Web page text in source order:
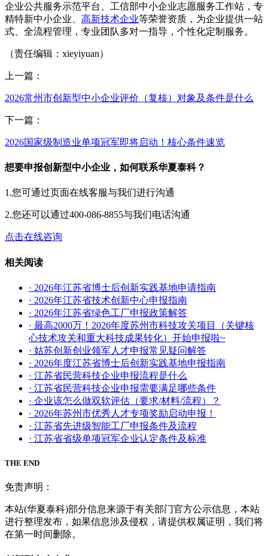
企业公共服务示范平台、工信部中小企业志愿服务工作站，专
精特新中小企业、 高新技术企业等荣誉资质，为企业提供一站
式、全流程管理，专业团队多对一指导，个性化定制服务。
（责任编辑：xieyiyuan）
上一篇：
2026常州市创新型中小企业评价（复核）对象及条件是什么
下一篇：
2026国家级制造业单项冠军即将启动！核心条件速览
想要申报创新型中小企业，如何联系华夏泰科？
1.您可通过页面在线客服与我们进行沟通
2.您还可以通过400-086-8855与我们电话沟通
点击在线咨询
相关阅读
· 2026年江苏省博士后创新实践基地申请指南
· 2026年江苏省技术创新中心申报指南
· 2026年江苏省绿色工厂申报政策解答
· 最高2000万！2026年度苏州市科技攻关项目（关键核
心技术攻关和重大科技成果转化）开始申报啦~
· 姑苏创新创业领军人才申报常见疑问解答
· 2026年度江苏省博士后创新实践基地申报指南
· 江苏省民营科技企业申报流程是什么
· 江苏省民营科技企业申报需要满足哪些条件
· 企业该怎么做双软评估（要求/材料/流程）？
· 2026年苏州市优秀人才专项奖励启动申报！
· 江苏省先进级智能工厂申报条件及流程
· 江苏省省级单项冠军企业认定条件及标准
THE END
免责声明：
本站(华夏泰科)部分信息来源于有关部门官方公示信息，本站
进行整理发布，如果信息涉及侵权，请提供权属证明，我们将
在第一时间删除。